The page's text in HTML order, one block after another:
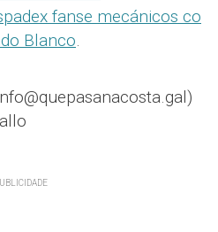
fanse mecánicos co
Blanco